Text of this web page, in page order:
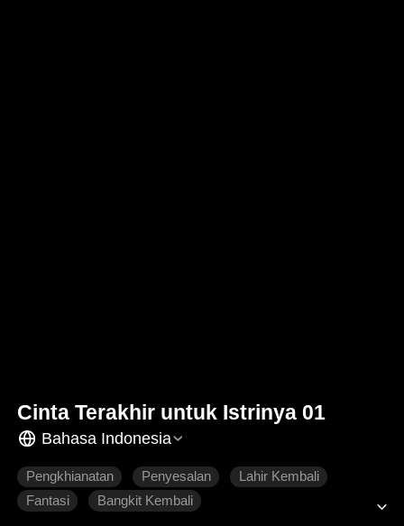
Cinta Terakhir untuk Istrinya 01
Bahasa Indonesia
Pengkhianatan Penyesalan
Lahir Kembali
Fantasi
Bangkit Kembali